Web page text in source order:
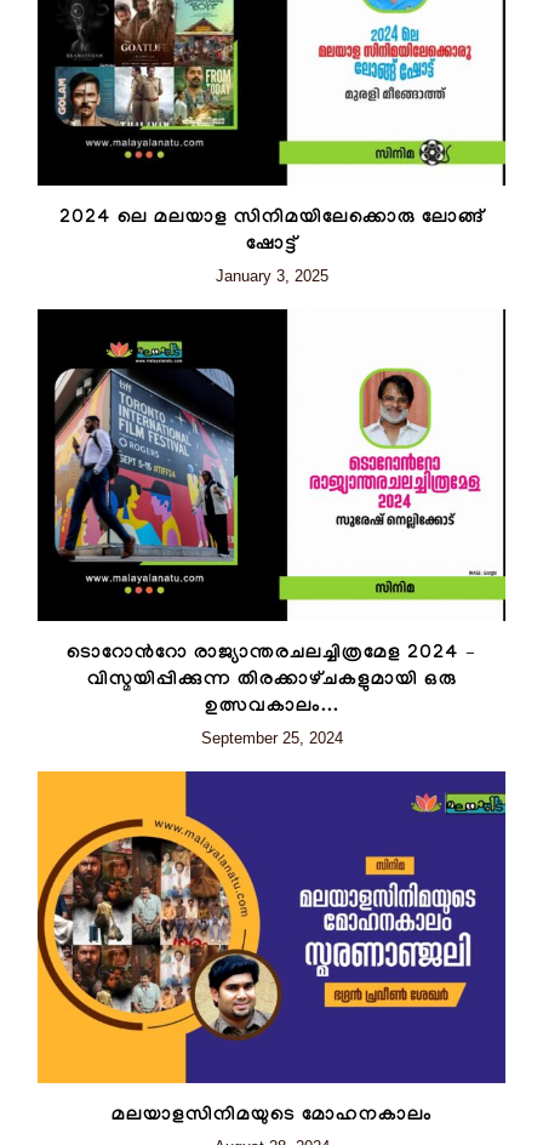
2024 ലെ മലയാള സിനിമയിലേക്കൊരു ലോങ്ങ്
ഷോട്ട്
January 3, 2025
ടൊറോന്‍റോ രാജ്യാന്തരചലച്ചിത്രമേള 2024 –
വിസ്മയിപ്പിക്കുന്ന തിരക്കാഴ്‌ചകളുമായി ഒരു
ഉത്സവകാലം...
September 25, 2024
മലയാളസിനിമയുടെ മോഹനകാലം